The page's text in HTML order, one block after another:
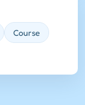
Course